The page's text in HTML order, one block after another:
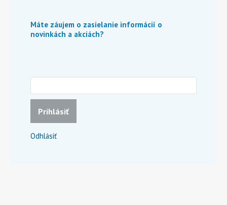
Máte záujem o zasielanie informácií o
novinkách a akciách?
Prihlásiť
Odhlásiť